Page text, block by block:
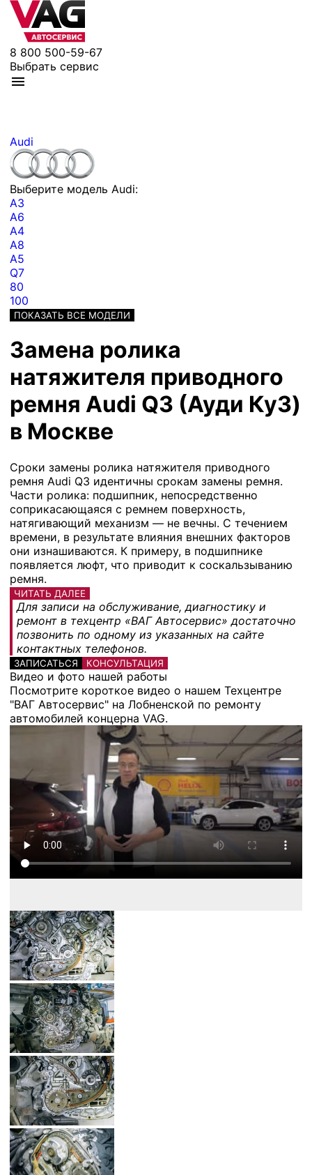
8 800 500-59-67
Выбрать сервис
Audi
Выберите модель Audi:
A3
A6
A4
A8
A5
Q7
80
100
ПОКАЗАТЬ ВСЕ МОДЕЛИ
Замена ролика
натяжителя приводного
ремня Audi Q3 (Ауди Ку3)
в Москве
Сроки замены ролика натяжителя приводного
ремня Audi Q3 идентичны срокам замены ремня.
Части ролика: подшипник, непосредственно
соприкасающаяся с ремнем поверхность,
натягивающий механизм — не вечны. С течением
времени, в результате влияния внешних факторов
они изнашиваются. К примеру, в подшипнике
появляется люфт, что приводит к соскальзыванию
ремня.
ЧИТАТЬ ДАЛЕЕ
Для записи на обслуживание, диагностику и
ремонт в техцентр «ВАГ Автосервис» достаточно
позвонить по одному из указанных на сайте
контактных телефонов.
ЗАПИСАТЬСЯ КОНСУЛЬТАЦИЯ
Видео и фото нашей работы
Посмотрите короткое видео о нашем Техцентре
"ВАГ Автосервис" на Лобненской по ремонту
автомобилей концерна VAG.